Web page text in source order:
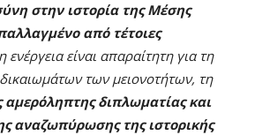
στην ιστορία της Μέσης
από τέτοιες
ενέργεια είναι απαραίτητη για τη
των μειονοτήτων, τη
αμερόληπτης διπλωματίας και
αναζωπύρωσης της ιστορικής